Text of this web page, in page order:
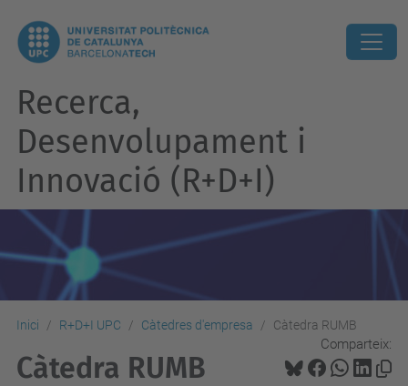
Recerca,
Desenvolupament i
Innovació (R+D+I)
Inici R+D+I UPC Càtedres d'empresa Càtedra RUMB
Comparteix:
Càtedra RUMB